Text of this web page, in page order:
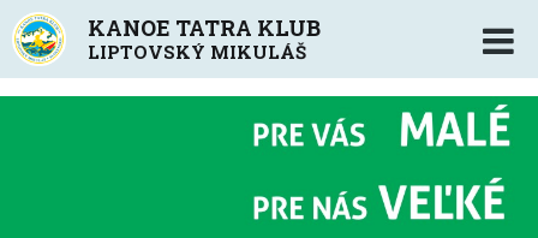
KANOE TATRA KLUB
LIPTOVSKÝ MIKULÁŠ
Úvod
Klub
O klube
Športovci a osobnosti